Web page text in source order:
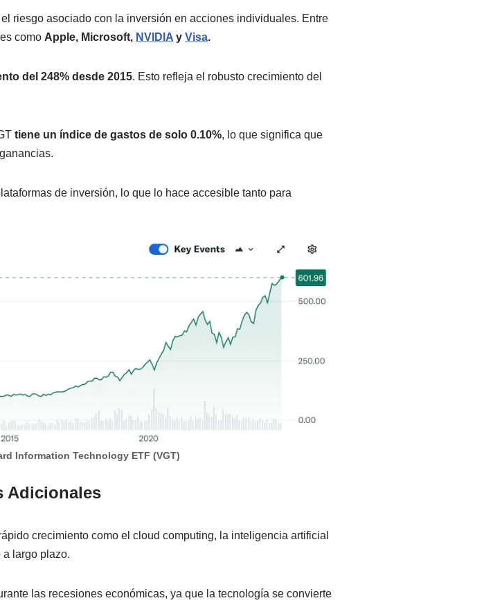
riesgo asociado con la inversión en acciones individuales. Entre
como Apple, Microsoft, NVIDIA yVisa.
del 248% desde 2015. Esto refleja el robusto crecimiento del
tiene un índice de gastos de solo 0.10%, lo que significa que
de inversión, lo que lo hace accesible tanto para
Information Technology ETF (VGT)
Adicionales
crecimiento como el cloud computing, la inteligencia artificial
largo plazo.
las recesiones económicas, ya que la tecnología se convierte